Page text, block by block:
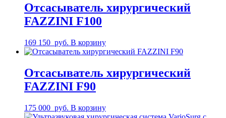
Отсасыватель хирургический
FAZZINI F100
169 150 руб. В корзину
Отсасыватель хирургический
FAZZINI F90
175 000 руб. В корзину